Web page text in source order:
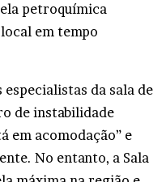
petroquímica
em tempo
especialistas da sala de
de instabilidade
em acomodação” e
No entanto, a Sala